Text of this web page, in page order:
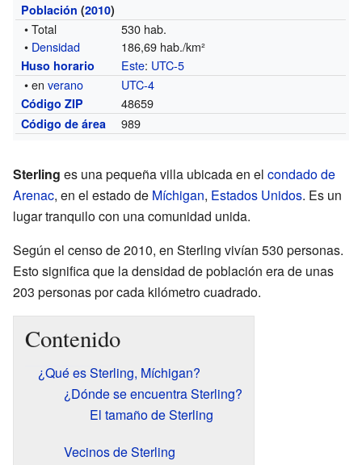
Población (2010)
• Total
530 hab.
• Densidad 186,69 hab./km²
Huso horario Este: UTC-5
• enverano UTC-4
Código ZIP 48659
Código de área 989
Sterling es una pequeña villa ubicada en el condado de
Arenac, en el estado de Míchigan, Estados Unidos. Es un
lugar tranquilo con una comunidad unida.
Según el censo de 2010, en Sterling vivían 530 personas.
Esto significa que la densidad de población era de unas
203 personas por cada kilómetro cuadrado.
Contenido
¿Qué es Sterling, Míchigan?
¿Dónde se encuentra Sterling?
El tamaño de Sterling
Vecinos de Sterling